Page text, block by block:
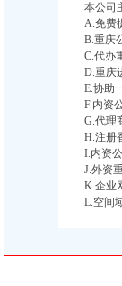
出口权)
万 （增资）
商注册）
出口权）
（进出口权）
注册）
）
出口权)
万 （增资）
商注册）
本公司
A.免费
B.重庆
C.代办
D.重庆
E.协助
F.内资
G.代理
H.注册
I.内资
J.外资
K.企业
L.空间